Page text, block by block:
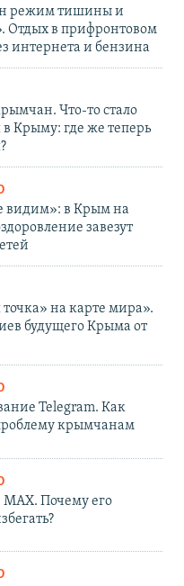
режим тишины и
Отдых в прифронтовом
интернета и бензина
Что-то стало
в Крыму: где же теперь
видим»: в Крым на
завезут
точка» на карте мира».
будущего Крыма от
Telegram. Как
крымчанам
Почему его